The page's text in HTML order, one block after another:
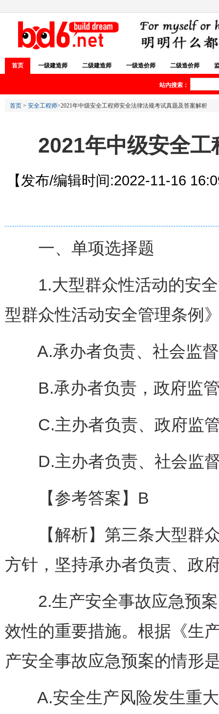
首页 一级建造师 二级建造师 一级造价师 二级造价师
站内搜索：
首页 > 安全工程师>2021年中级安全工程师安全法律法规考试真题及答案解析
2021年中级安全
【发布/编辑时间:2022-11-16
一、单项选择题
1.大型群众性活动的安全
型群众性活动安全管理条例
A.承办者负责、社会监督
B.承办者负责，政府监
C.主办者负责、政府监
D.主办者负责、社会监
【参考答案】B
【解析】第三条大型群众
方针，坚持承办者负责、政
2.生产安全事故应急预案
效性的重要措施。根据《生
产安全事故应急预案的情形
A.安全生产风险发生重大